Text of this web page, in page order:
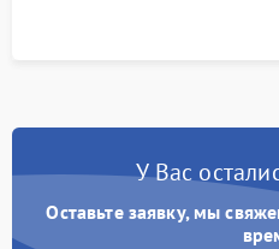
У Вас
Оставьте заявку, мы